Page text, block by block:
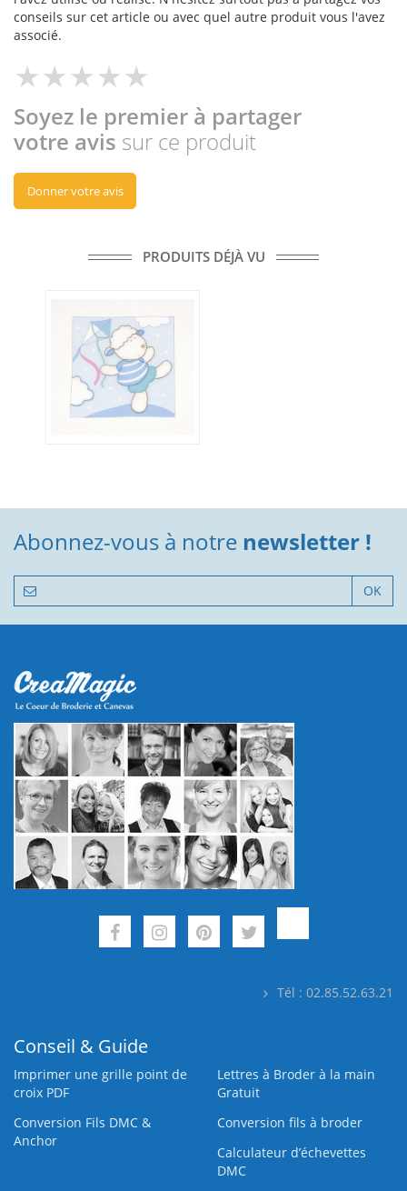
conseils sur cet article ou avec quel autre produit vous l'avez
associé.
Soyez le premier à partager
votre avis sur ce produit
Donner votre avis
PRODUITS DÉJÀ VU
Abonnez-vous à notre newsletter !
OK
Tél : 02.85.52.63.21
Conseil & Guide
Imprimer une grille point de
croix PDF
Lettres à Broder à la main
Gratuit
Conversion Fils DMC &
Anchor
Conversion fils à broder
Calculateur d’échevettes
DMC